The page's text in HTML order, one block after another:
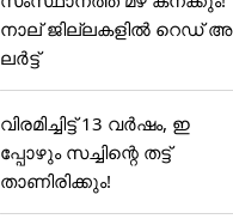
നാല് ജില്ലകളിൽ റെഡ് അ
ലർട്ട്
വിരമിച്ചിട്ട് 13 വര്‍ഷം, ഇ
പ്പോഴും സച്ചിന്റെ തട്ട്
താണിരിക്കും!